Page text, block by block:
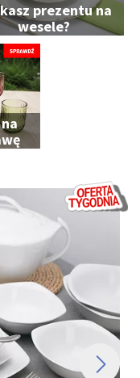
prezentu na
wesele?